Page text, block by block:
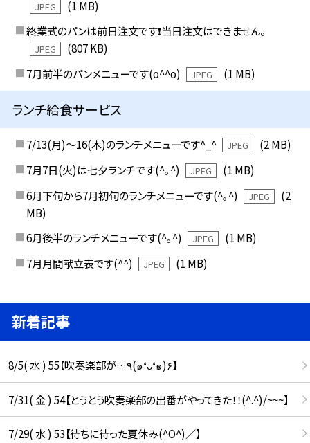
JPEG
(1 MB)
終業式のパンは前日注文です❗️当日注文はできません。
JPEG
(807 KB)
7月前半のパンメニューです(o^^o)
JPEG (1 MB)
ランチ給食サービス
7/13(月)〜16(木)のランチメニューです^_^ JPEG
(2 MB)
7月7日(火)は七夕ランチです(^｡^)
JPEG
(1 MB)
6月下旬から7月初旬のランチメニューです(^｡^)
JPEG
(2
MB)
6月後半のランチメニューです(^｡^)
JPEG
(1 MB)
7月月間献立表です(^^)
JPEG (1 MB)
新着記事
8/5( 水 ) 55【吹奏楽部が…٩(๑❛ᴗ❛๑)۶】
7/31( 金 ) 54【とうとう吹奏楽部の出番がやってきた！！(^.^)/~~~】
7/29( 水 ) 53【待ちに待った夏休み(^O^)／】